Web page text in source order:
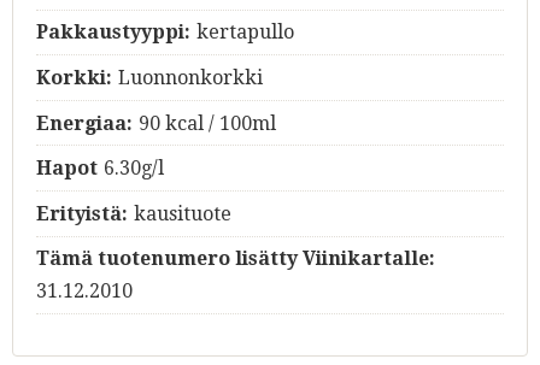
Pakkaustyyppi: kertapullo
Korkki: Luonnonkorkki
Energiaa: 90 kcal / 100ml
Hapot 6.30g/l
Erityistä: kausituote
Tämä tuotenumero lisätty Viinikartalle:
31.12.2010